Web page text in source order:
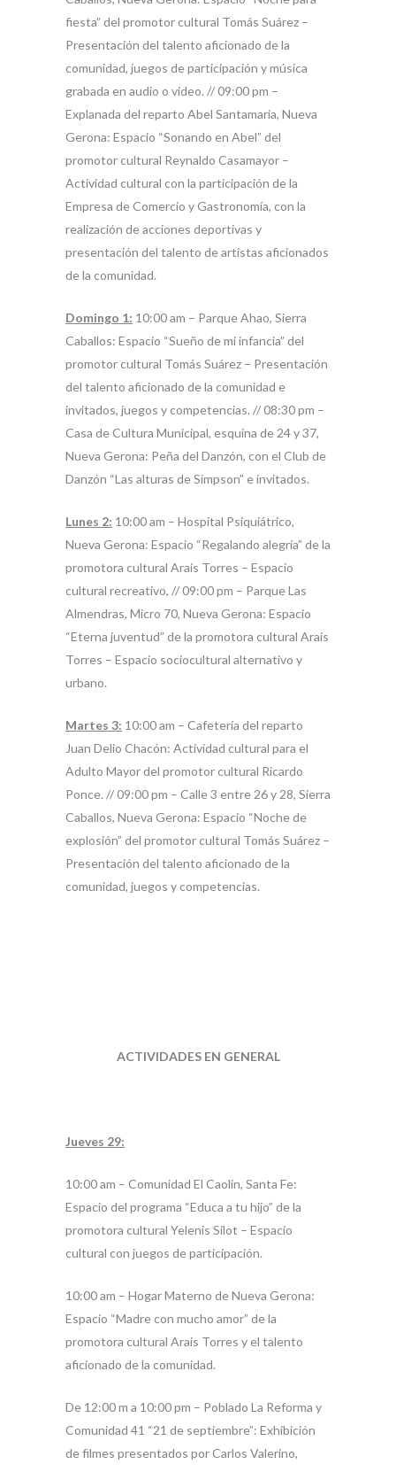
fiesta” del promotor cultural Tomás Suárez –
Presentación del talento aficionado de la
comunidad, juegos de participación y música
grabada en audio o video. // 09:00 pm –
Explanada del reparto Abel Santamaría, Nueva
Gerona: Espacio “Sonando en Abel” del
promotor cultural Reynaldo Casamayor –
Actividad cultural con la participación de la
Empresa de Comercio y Gastronomía, con la
realización de acciones deportivas y
presentación del talento de artistas aficionados
de la comunidad.
Domingo 1: 10:00 am – Parque Ahao, Sierra
Caballos: Espacio “Sueño de mi infancia” del
promotor cultural Tomás Suárez – Presentación
del talento aficionado de la comunidad e
invitados, juegos y competencias. // 08:30 pm –
Casa de Cultura Municipal, esquina de 24 y 37,
Nueva Gerona: Peña del Danzón, con el Club de
Danzón “Las alturas de Simpson” e invitados.
Lunes 2: 10:00 am – Hospital Psiquiátrico,
Nueva Gerona: Espacio “Regalando alegría” de la
promotora cultural Arais Torres – Espacio
cultural recreativo, // 09:00 pm – Parque Las
Almendras, Micro 70, Nueva Gerona: Espacio
“Eterna juventud” de la promotora cultural Arais
Torres – Espacio sociocultural alternativo y
urbano.
Martes 3: 10:00 am – Cafetería del reparto
Juan Delio Chacón: Actividad cultural para el
Adulto Mayor del promotor cultural Ricardo
Ponce. // 09:00 pm – Calle 3 entre 26 y 28, Sierra
Caballos, Nueva Gerona: Espacio “Noche de
explosión” del promotor cultural Tomás Suárez –
Presentación del talento aficionado de la
comunidad, juegos y competencias.
ACTIVIDADES EN GENERAL
Jueves 29:
10:00 am – Comunidad El Caolín, Santa Fe:
Espacio del programa “Educa a tu hijo” de la
promotora cultural Yelenis Silot – Espacio
cultural con juegos de participación.
10:00 am – Hogar Materno de Nueva Gerona:
Espacio “Madre con mucho amor” de la
promotora cultural Arais Torres y el talento
aficionado de la comunidad.
De 12:00 m a 10:00 pm – Poblado La Reforma y
Comunidad 41 “21 de septiembre”: Exhibición
de filmes presentados por Carlos Valerino,